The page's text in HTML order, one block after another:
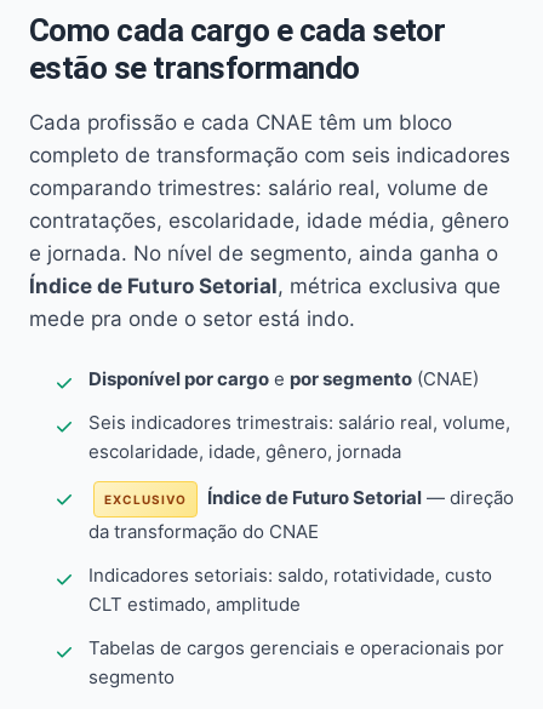
Como cada cargo e cada setor
estão se transformando
Cada profissão e cada CNAE têm um bloco
completo de transformação com seis indicadores
comparando trimestres: salário real, volume de
contratações, escolaridade, idade média, gênero
e jornada. No nível de segmento, ainda ganha o
Índice de Futuro Setorial, métrica exclusiva que
mede pra onde o setor está indo.
Disponível por cargo e por segmento (CNAE)
Seis indicadores trimestrais: salário real, volume,
escolaridade, idade, gênero, jornada
EXCLUSIVO Índice de Futuro Setorial — direção
da transformação do CNAE
Indicadores setoriais: saldo, rotatividade, custo
CLT estimado, amplitude
Tabelas de cargos gerenciais e operacionais por
segmento